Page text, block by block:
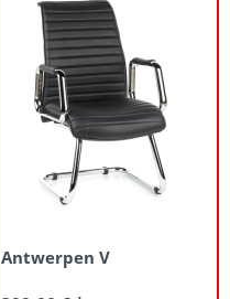
Antwerpen V